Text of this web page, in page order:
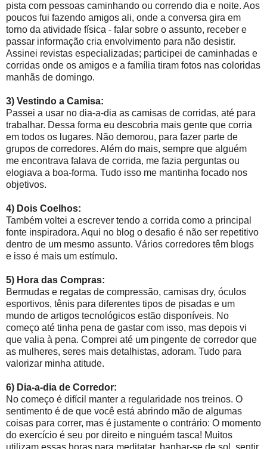
pista com pessoas caminhando ou correndo dia e noite. Aos
poucos fui fazendo amigos ali, onde a conversa gira em
torno da atividade física - falar sobre o assunto, receber e
passar informação cria envolvimento para não desistir.
Assinei revistas especializadas; participei de caminhadas e
corridas onde os amigos e a família tiram fotos nas coloridas
manhãs de domingo.
3) Vestindo a Camisa:
Passei a usar no dia-a-dia as camisas de corridas, até para
trabalhar. Dessa forma eu descobria mais gente que corria
em todos os lugares. Não demorou, para fazer parte de
grupos de corredores. Além do mais, sempre que alguém
me encontrava falava de corrida, me fazia perguntas ou
elogiava a boa-forma. Tudo isso me mantinha focado nos
objetivos.
4) Dois Coelhos:
Também voltei a escrever tendo a corrida como a principal
fonte inspiradora. Aqui no blog o desafio é não ser repetitivo
dentro de um mesmo assunto. Vários corredores têm blogs
e isso é mais um estímulo.
5) Hora das Compras:
Bermudas e regatas de compressão, camisas dry, óculos
esportivos, tênis para diferentes tipos de pisadas e um
mundo de artigos tecnológicos estão disponíveis. No
começo até tinha pena de gastar com isso, mas depois vi
que valia à pena. Comprei até um pingente de corredor que
as mulheres, seres mais detalhistas, adoram. Tudo para
valorizar minha atitude.
6) Dia-a-dia de Corredor:
No começo é difícil manter a regularidade nos treinos. O
sentimento é de que você está abrindo mão de algumas
coisas para correr, mas é justamente o contrário: O momento
do exercício é seu por direito e ninguém tasca! Muitos